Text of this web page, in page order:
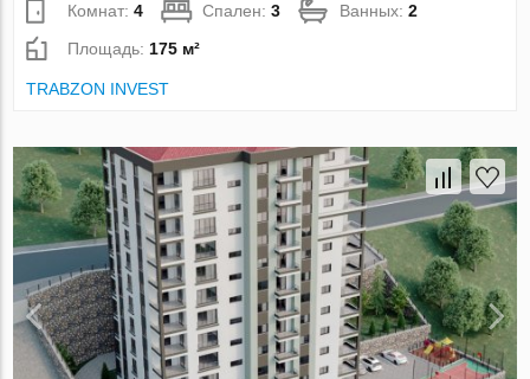
Комнат:4 Спален:3 Ванных:2
Площадь: 175 м²
TRABZON INVEST